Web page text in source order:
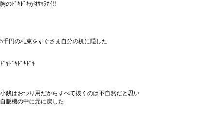
胸のﾄﾞｷﾄﾞｷがｵｻﾏﾗﾅｲ!!
5千円の札束をすぐさま自分の机に隠した
ﾄﾞｷﾄﾞｷﾄﾞｷﾄﾞｷ
小銭はおつり用だからすべて抜くのは不自然だと思い
自販機の中に元に戻した